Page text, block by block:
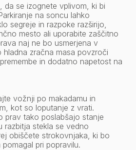
da se izognete vplivom, ki bi
na soncu lahko
segreje in razpoke razširijo,
mesto ali uporabite zaščitno
naj ne bo usmerjena v
zračna masa povzroči
in dodatno napetost na
vožnji po makadamu in
kot so loputanje z vrati.
prav tako poslabšajo stanje
razbitja stekla se vedno
obiščete strokovnjaka, ki bo
pri popravilu.